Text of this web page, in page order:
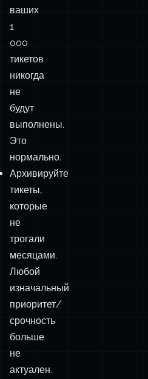
ваших
1
000
тикетов
никогда
не
будут
выполнены.
Это
нормально.
Архивируйте
тикеты,
которые
не
трогали
месяцами.
Любой
изначальный
приоритет/
срочность
больше
не
актуален.